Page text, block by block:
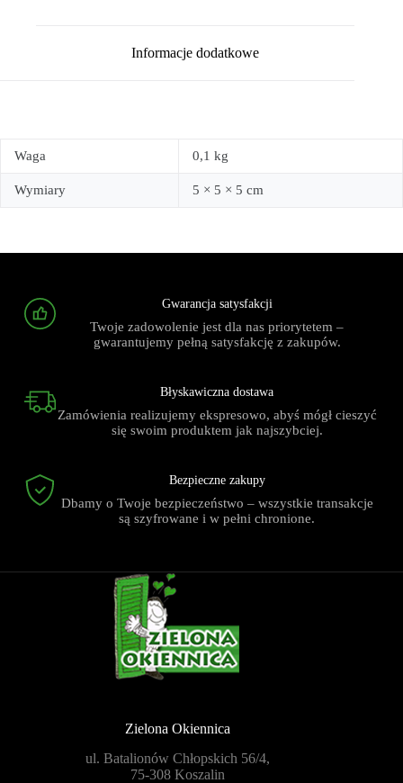
Informacje dodatkowe
Waga 0,1 kg
Wymiary 5 × 5 × 5 cm
Gwarancja satysfakcji
Twoje zadowolenie jest dla nas priorytetem –
gwarantujemy pełną satysfakcję z zakupów.
Błyskawiczna dostawa
Zamówienia realizujemy ekspresowo, abyś mógł cieszyć
się swoim produktem jak najszybciej.
Bezpieczne zakupy
Dbamy o Twoje bezpieczeństwo – wszystkie transakcje
są szyfrowane i w pełni chronione.
Zielona Okiennica
ul. Batalionów Chłopskich 56/4,
75-308 Koszalin